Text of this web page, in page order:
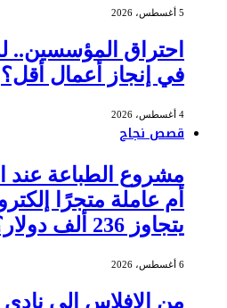
5 أغسطس، 2026
احتراق المؤسسين..
في إنجاز أعمال أقل؟
4 أغسطس، 2026
قصص نجاح
مشروع الطباعة
أم عاملة متجرًا
يتجاوز 236 ألف دولار؟
6 أغسطس، 2026
من الإفلاس إلى